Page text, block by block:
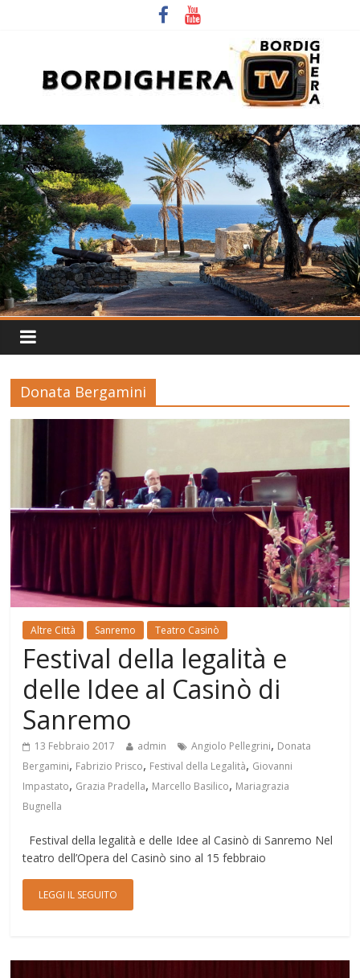
Donata Bergamini
Altre Città Sanremo Teatro Casinò
Festival della legalità e
delle Idee al Casinò di
Sanremo
13 Febbraio 2017 admin Angiolo Pellegrini, Donata
Bergamini, Fabrizio Prisco, Festival della Legalità, Giovanni
Impastato, Grazia Pradella, Marcello Basilico, Mariagrazia
Bugnella
Festival della legalità e delle Idee al Casinò di Sanremo Nel
teatro dell’Opera del Casinò sino al 15 febbraio
LEGGI IL SEGUITO